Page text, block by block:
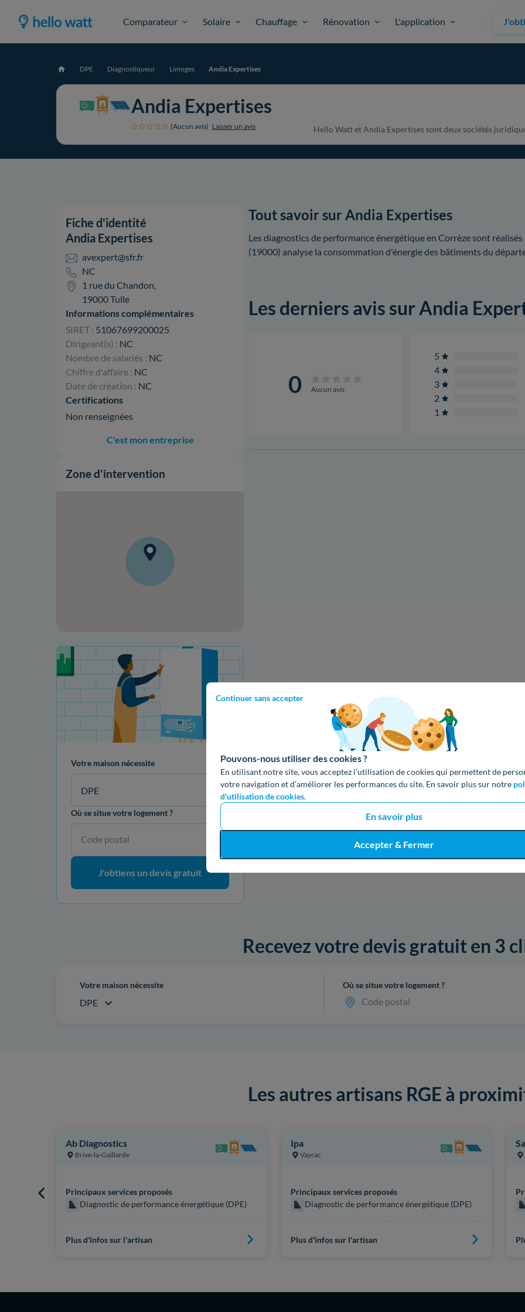
Comparateur Solaire Chauffage Rénovation L'application
Continuer sans accepter
Pouvons-nous utiliser des cookies ?
En utilisant notre site, vous acceptez l’utilisation de cookies qui permettent de
votre navigation et d’améliorer les performances du site. En savoir plus sur notre
d'utilisation de cookies.
En savoir plus
Accepter & Fermer
Accueil DPE Diagnostiqueur Limoges Andia Expertises
Andia Expertises
(Aucun avis) Laisser un avis
Hello Watt et Andia Expertises sont deux sociétés
Fiche d'identité
Andia Expertises
avexpert@sfr.fr
NC
1 rue du Chandon,
19000 Tulle
Informations complémentaires
SIRET : 51067699200025
Dirigeant(s) : NC
Nombre de salariés : NC
Chiffre d'affaire : NC
Date de création : NC
Certifications
Non renseignées
C'est mon entreprise
Zone d'intervention
Votre projet de rénovation
Votre maison nécessite
DPE
Où se situe votre logement ?
Code postal
J'obtiens un devis gratuit
Tout savoir sur Andia Expertises
Les diagnostics de performance énergétique en Corrèze sont
(19000) analyse la consommation d'énergie des bâtiments du
Les derniers avis sur Andia
0 Aucun avis
5
4
3
2
1
Recevez votre devis gratuit en 3
Votre maison nécessite
DPE
Où se situe votre logement ?
Code postal
Les autres artisans RGE à
Ab Diagnostics
Brive-la-Gaillarde
Principaux services proposés
Diagnostic de performance énergétique (DPE)
Plus d'infos sur l'artisan
Ipa
Vayrac
Principaux services proposés
Diagnostic de performance énergétique (DPE)
Plus d'infos sur l'artisan